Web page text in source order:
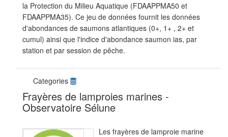
la Protection du Milieu Aquatique (FDAAPPMA50 et
FDAAPPMA35). Ce jeu de données fournit les données
d'abondances de saumons atlantiques (0+, 1+ , 2+ et
cumul) ainsi que l'indice d'abondance saumon ias, par
station et par session de pêche.
Categories
Frayères de lamproies marines -
Observatoire Sélune
Les frayères de lamproie marine